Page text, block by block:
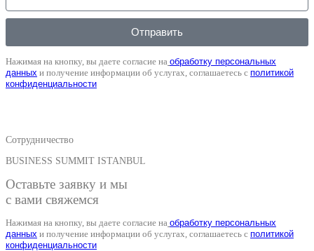
Отправить
Нажимая на кнопку, вы даете согласие на обработку персональных
данных и получение информации об услугах, соглашаетесь с политикой
конфиденциальности
Сотрудничество
BUSINESS SUMMIT ISTANBUL
Оставьте заявку и мы
с вами свяжемся
Нажимая на кнопку, вы даете согласие на обработку персональных
данных и получение информации об услугах, соглашаетесь с политикой
конфиденциальности